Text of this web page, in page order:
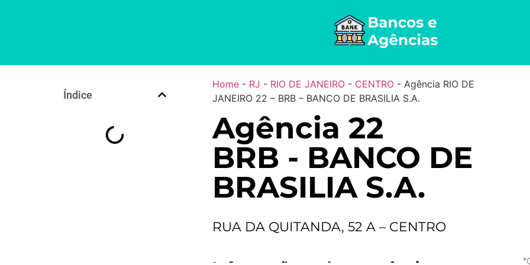
Índice
Home- RJ - RIO DE JANEIRO- CENTRO- Agência RIO DE
JANEIRO 22 – BRB – BANCO DE BRASILIA S.A.
Agência 22
BRB - BANCO DE
BRASILIA S.A.
RUA DA QUITANDA, 52 A – CENTRO